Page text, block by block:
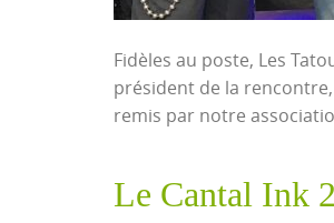
Fidèles au poste, Les
président de la rencontre,
remis par notre
Le Cantal Ink